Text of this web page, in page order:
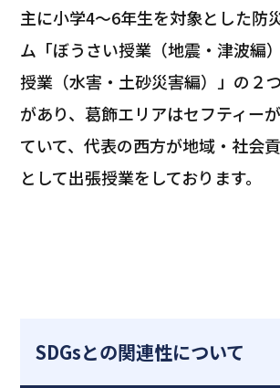
主に小学4～6年生を対象とした防
ム「ぼうさい授業（地震・津波編
授業（水害・土砂災害編）」の２
があり、葛飾エリアはセフティー
ていて、代表の西方が地域・社会
として出張授業をしております。
SDGsとの関連性について